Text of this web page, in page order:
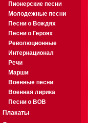
Пионерские песни
Молодежные песни
Песни о Вождях
Песни о Героях
Революционные
Интернационал
Речи
Марши
Военные песни
Военная лирика
Песни о ВОВ
Плакаты